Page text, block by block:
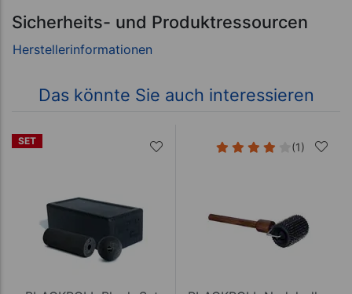
Sicherheits- und Produktressourcen
Das könnte Sie auch interessieren
SET (1)